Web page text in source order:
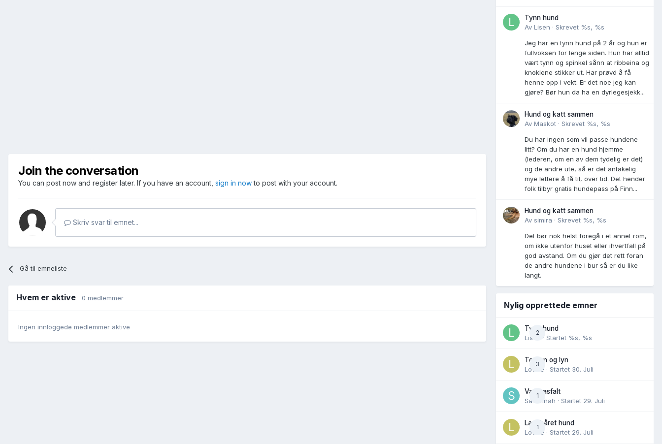
Join the conversation
You can post now and register later. If you have an account, sign in nowto post with your account.
Skriv svar til emnet...
Gå til emneliste
Hvem er aktive 0 medlemmer
Ingen innloggede medlemmer aktive
Tynn hund
Av Lisen · Skrevet %s, %s
Jeg har en tynn hund på 2 år og hun er
fullvoksen for lenge siden. Hun har alltid
vært tynn og spinkel sånn at ribbeina og
knoklene stikker ut. Har prøvd å få
henne opp i vekt. Er det noe jeg kan
gjøre? Bør hun da ha en dyrlegesjekk...
Hund og katt sammen
Av Maskot · Skrevet %s, %s
Du har ingen som vil passe hundene
litt? Om du har en hund hjemme
(lederen, om en av dem tydelig er det)
og de andre ute, så er det antakelig
mye lettere å få til, over tid. Det hender
folk tilbyr gratis hundepass på Finn...
Hund og katt sammen
Av simira · Skrevet %s, %s
Det bør nok helst foregå i et annet rom,
om ikke utenfor huset eller ihvertfall på
god avstand. Om du gjør det rett foran
de andre hundene i bur så er du like
langt.
Nylig opprettede emner
2
Tynn hund
Lisen
· Startet %s, %s
3
Torden og lyn
Lovise · Startet 30. Juli
1
Varm asfalt
Savannah · Startet 29. Juli
1
Langhåret hund
Lovise · Startet 29. Juli